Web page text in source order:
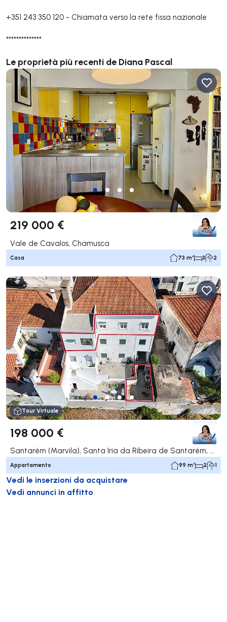
+351 243 350 120 - Chiamata verso la rete fissa nazionale
**************
Le proprietà più recenti de Diana Pascal
219 000 €
Vale de Cavalos, Chamusca
Casa 73 m² 3 2
Tour Virtuale
198 000 €
Santarém (Marvila), Santa Iria da Ribeira de Santarém, Santarém (São Salvador) e Santarém (São Nicolau), Santarém
Appartamento 99 m² 2 1
Vedi le inserzioni da acquistare
Vedi annunci in affitto